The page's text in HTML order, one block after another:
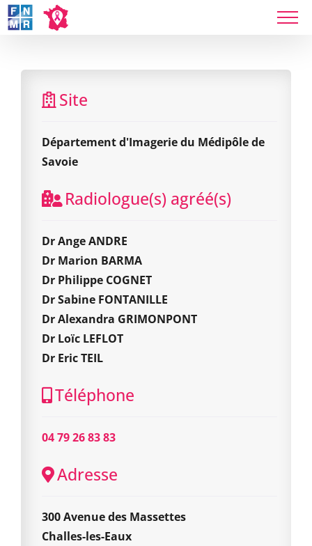
Skip
to
Site
Département d'Imagerie du Médipôle de
Savoie
Radiologue(s) agréé(s)
Dr Ange ANDRE
Dr Marion BARMA
Dr Philippe COGNET
Dr Sabine FONTANILLE
Dr Alexandra GRIMONPONT
Dr Loïc LEFLOT
Dr Eric TEIL
Téléphone
04 79 26 83 83
Adresse
300 Avenue des Massettes
Challes-les-Eaux